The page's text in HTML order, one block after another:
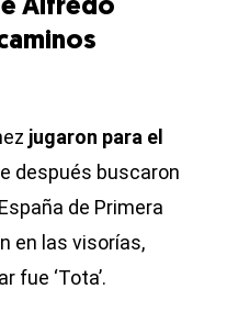
Alfredo
jugaron para el
después buscaron
de Primera
en las visorías,
fue ‘Tota’.